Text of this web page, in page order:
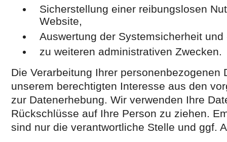
Sicherstellung einer reibungslosen
Website,
Auswertung der Systemsicherheit
zu weiteren administrativen Zwecken.
Die Verarbeitung Ihrer personenbezogenen
unserem berechtigten Interesse aus den
zur Datenerhebung. Wir verwenden Ihre
Rückschlüsse auf Ihre Person zu ziehen.
sind nur die verantwortliche Stelle und ggf.